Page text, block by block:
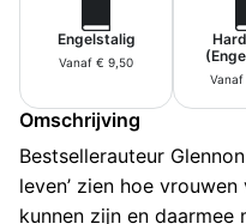
Engelstalig
Vanaf € 9,50
Omschrijving
Bestsellerauteur
leven’ zien hoe
kunnen zijn en daarmee